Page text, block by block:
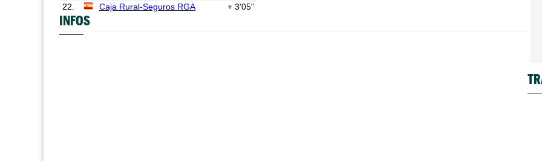
22.
Caja Rural-Seguros RGA + 3'05"
INFOS